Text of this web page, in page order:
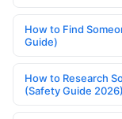
How to Find
Guide)
How to Research
(Safety Guide 2026)